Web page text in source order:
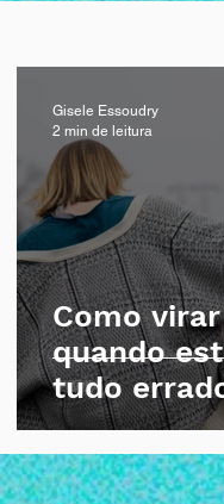
Como
quando
tudo
Gisele Essoudry
2 min de leitura